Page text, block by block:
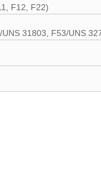
F12, F22)
31803, F53/UNS